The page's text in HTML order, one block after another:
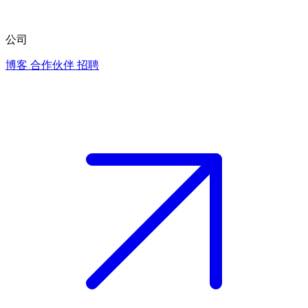
公司
博客 合作伙伴 招聘